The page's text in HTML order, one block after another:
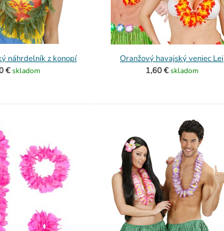
náhrdelník z konopí
€ skladom
Oranžový havajský veniec Lei
1,60 € skladom